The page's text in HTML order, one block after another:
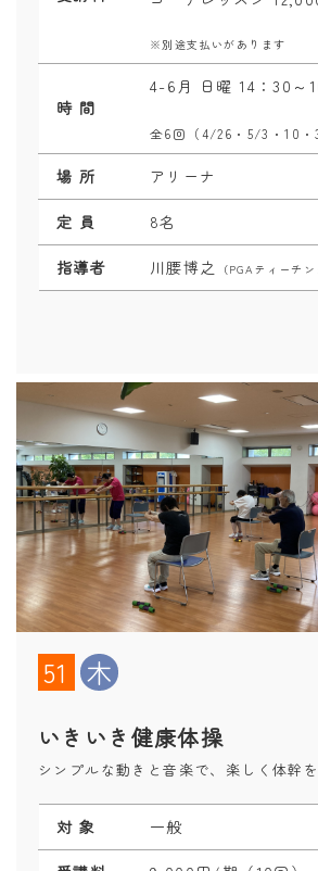
※別途支払いがあります
時 間
4-6月 日曜 14：30～
全6回（4/26・5/3・10・
場 所 アリーナ
定 員 8名
指導者 川腰博之 （PGAティーチン
51 木
いきいき健康体操
シンプルな動きと音楽で、楽しく体幹
対 象 一般